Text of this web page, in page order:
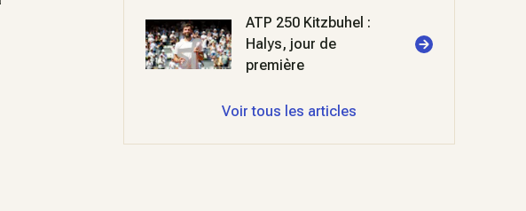
ATP 250 Kitzbuhel :
Halys, jour de
première
Voir tous les articles